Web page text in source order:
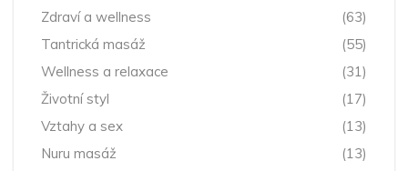
Zdraví a wellness
(63)
Tantrická masáž
(55)
Wellness a relaxace
(31)
Životní styl
(17)
Vztahy a sex
(13)
Nuru masáž
(13)